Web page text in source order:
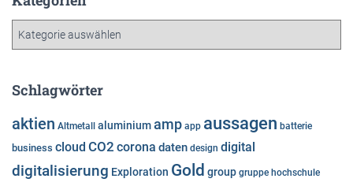
g
r
i
e
Schlagwörter
aktien Altmetall aluminiumamp app aussagen batterie
business cloud CO2 corona daten design digital
digitalisierung Exploration Gold group gruppe hochschule